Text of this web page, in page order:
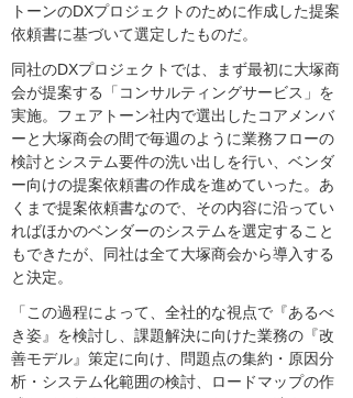
トーンのDXプロジェクトのために作成した提案
依頼書に基づいて選定したものだ。
同社のDXプロジェクトでは、まず最初に大塚商
会が提案する「コンサルティングサービス」を
実施。フェアトーン社内で選出したコアメンバ
ーと大塚商会の間で毎週のように業務フローの
検討とシステム要件の洗い出しを行い、ベンダ
ー向けの提案依頼書の作成を進めていった。あ
くまで提案依頼書なので、その内容に沿ってい
ればほかのベンダーのシステムを選定すること
もできたが、同社は全て大塚商会から導入する
と決定。
「この過程によって、全社的な視点で『あるべ
き姿』を検討し、課題解決に向けた業務の『改
善モデル』策定に向け、問題点の集約・原因分
析・システム化範囲の検討、ロードマップの作